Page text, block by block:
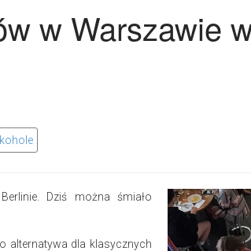
w Warszawie
Dziś można śmiało
alternatywa dla klasycznych